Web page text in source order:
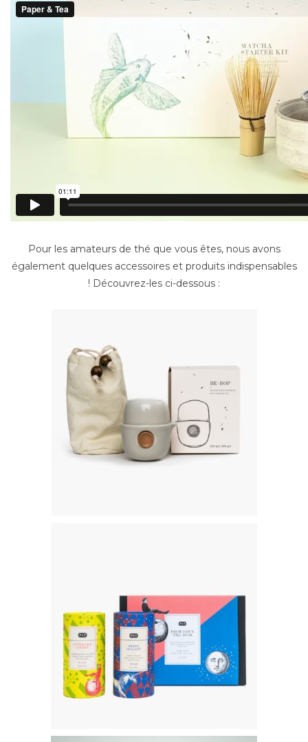
Pour les amateurs de thé que vous êtes, nous avons
également quelques accessoires et produits indispensables
! Découvrez-les ci-dessous :